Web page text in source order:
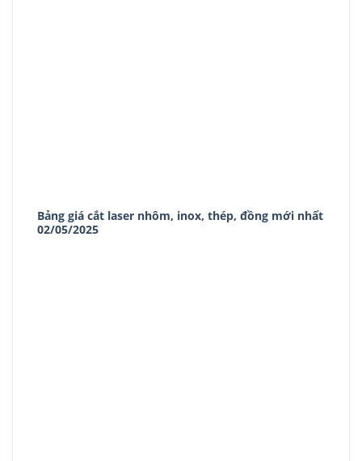
Bảng giá cắt laser nhôm, inox, thép, đồng mới nhất
02/05/2025